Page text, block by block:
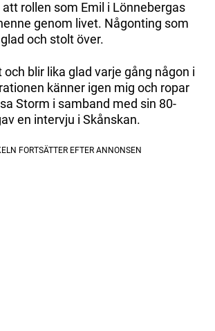
rollen som Emil i Lönnebergas
genom livet. Någonting som
och stolt över.
blir lika glad varje gång någon i
känner igen mig och ropar
Storm i samband med sin 80-
en intervju i Skånskan.